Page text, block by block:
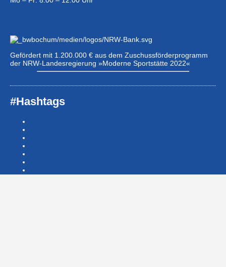
Gefördert mit 1.200.000 € aus dem Zuschussförderprogramm
der NRW-Landesregierung »Moderne Sportstätte 2022«
#Hashtags